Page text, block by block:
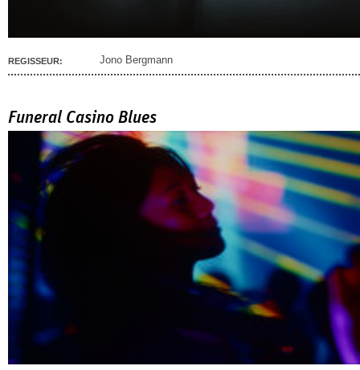
REGISSEUR: Jono Bergmann
Funeral Casino Blues